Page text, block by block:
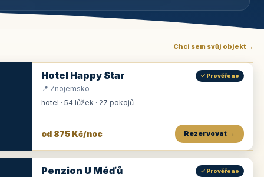
Chci sem svůj objekt →
Hotel Happy Star ✓ Prověřeno
📍 Znojemsko
hotel · 54 lůžek · 27 pokojů
od 875 Kč/noc Rezervovat →
Penzion U Méďů ✓ Prověřeno